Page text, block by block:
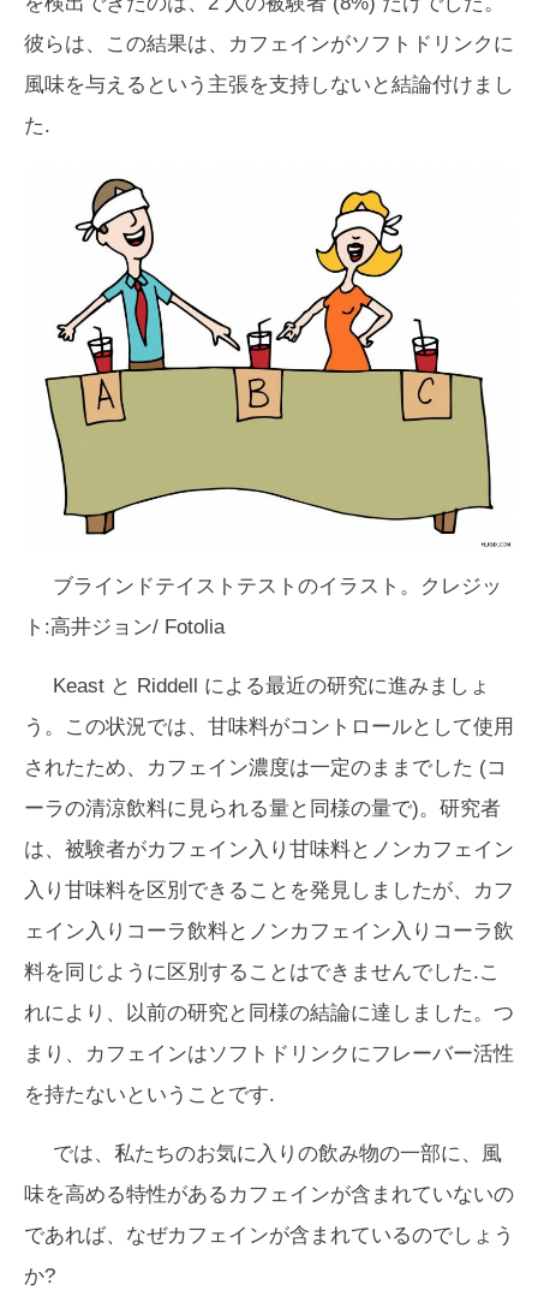
彼らは、この結果は、カフェインがソフトドリンクに
風味を与えるという主張を支持しないと結論付けまし
た.
ブラインドテイストテストのイラスト。クレジッ
ト:高井ジョン/ Fotolia
Keast と Riddell による最近の研究に進みましょ
う。この状況では、甘味料がコントロールとして使用
されたため、カフェイン濃度は一定のままでした (コ
ーラの清涼飲料に見られる量と同様の量で)。研究者
は、被験者がカフェイン入り甘味料とノンカフェイン
入り甘味料を区別できることを発見しましたが、カフ
ェイン入りコーラ飲料とノンカフェイン入りコーラ飲
料を同じように区別することはできませんでした.こ
れにより、以前の研究と同様の結論に達しました。つ
まり、カフェインはソフトドリンクにフレーバー活性
を持たないということです.
では、私たちのお気に入りの飲み物の一部に、風
味を高める特性があるカフェインが含まれていないの
であれば、なぜカフェインが含まれているのでしょう
か?